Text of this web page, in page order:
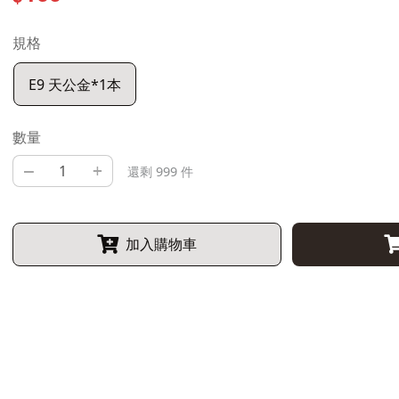
規格
E9 天公金*1本
數量
– + 還剩 999 件
加入購物車